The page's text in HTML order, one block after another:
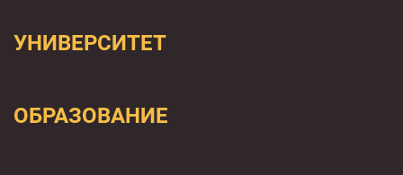
УНИВЕРСИТЕТ
ОБРАЗОВАНИЕ